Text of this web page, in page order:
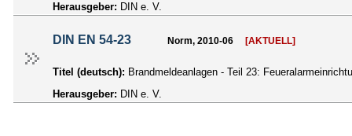
Herausgeber: DIN e. V.
DIN EN 54-23 Norm, 2010-06 [AKTUELL]
Titel (deutsch): Brandmeldeanlagen - Teil 23:
Herausgeber: DIN e. V.